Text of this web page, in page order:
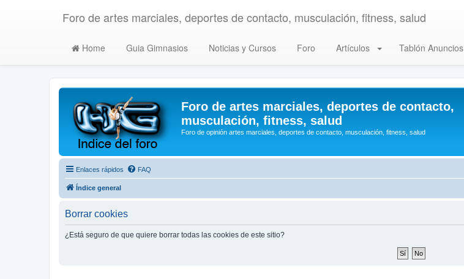
Foro de artes marciales, deportes de contacto, musculación, fitness, salud
Home Guia Gimnasios Noticias y Cursos Foro Artículos Tablón Anuncios
Foro de artes marciales, deportes de contacto,
musculación, fitness, salud
Foro de opinión artes marciales, deportes de contacto, musculación, fitness, salud
Enlaces rápidos FAQ
Índice general
Borrar cookies
¿Está seguro de que quiere borrar todas las cookies de este sitio?